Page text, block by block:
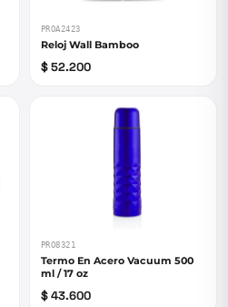
PROA2423
Reloj Wall Bamboo
$ 52.200
PRO8321
Termo En Acero Vacuum 500
ml / 17 oz
$ 43.600